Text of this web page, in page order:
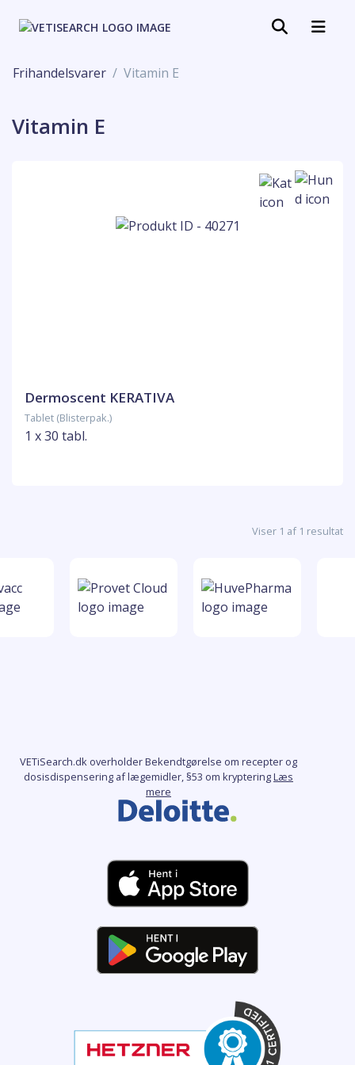
Frihandelsvarer Vitamin E
Vitamin E
Dermoscent KERATIVA
Tablet (Blisterpak.)
1 x 30 tabl.
Viser 1 af 1 resultat
VETiSearch.dk overholder Bekendtgørelse om recepter og
dosisdispensering af lægemidler, §53 om krypteringLæs
mere